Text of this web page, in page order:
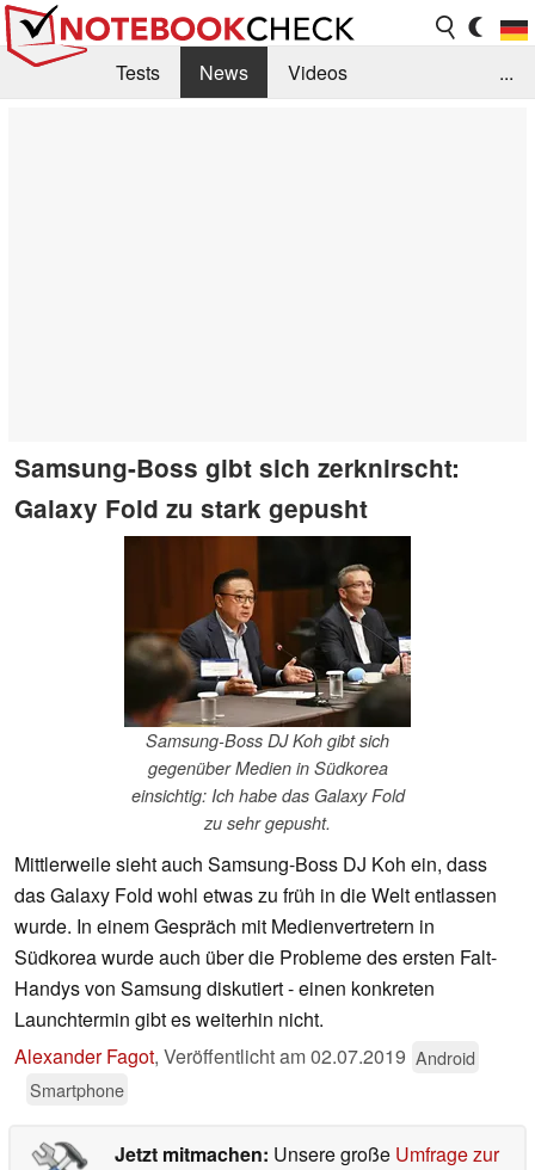
Tests News
Videos
...
Samsung-Boss gibt sich zerknirscht:
Galaxy Fold zu stark gepusht
Samsung-Boss DJ Koh gibt sich
gegenüber Medien in Südkorea
einsichtig: Ich habe das Galaxy Fold
zu sehr gepusht.
Mittlerweile sieht auch Samsung-Boss DJ Koh ein, dass
das Galaxy Fold wohl etwas zu früh in die Welt entlassen
wurde. In einem Gespräch mit Medienvertretern in
Südkorea wurde auch über die Probleme des ersten Falt-
Handys von Samsung diskutiert - einen konkreten
Launchtermin gibt es weiterhin nicht.
Alexander Fagot, Veröffentlicht am02.07.2019 Android
Smartphone
Jetzt mitmachen: Unsere große Umfrage zur